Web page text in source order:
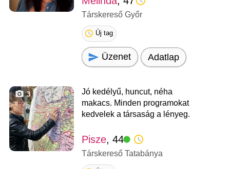
Társkereső Győr
Új tag
Üzenet Adatlap
3
Jó kedélyű, huncut, néha
makacs. Minden programokat
kedvelek a társaság a lényeg.
Pisze, 44
Társkereső Tatabánya